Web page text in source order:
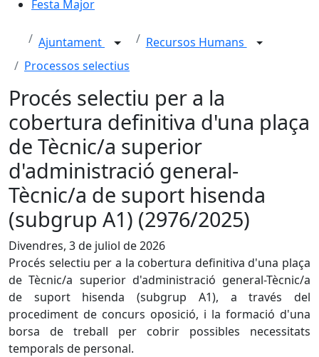
Festa Major
Ajuntament
Recursos Humans
Processos selectius
Procés selectiu per a la
cobertura definitiva d'una plaça
de Tècnic/a superior
d'administració general-
Tècnic/a de suport hisenda
(subgrup A1) (2976/2025)
Divendres, 3 de juliol de 2026
Procés selectiu per a la cobertura definitiva d'una plaça
de Tècnic/a superior d'administració general-Tècnic/a
de suport hisenda (subgrup A1), a través del
procediment de concurs oposició, i la formació d'una
borsa de treball per cobrir possibles necessitats
temporals de personal.